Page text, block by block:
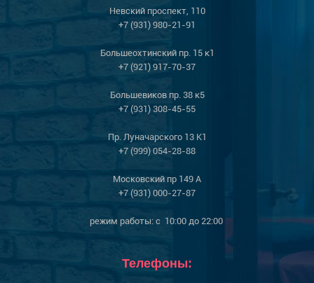
Невский проспект, 110
+7 (931) 980-21-91
Большеохтинский пр. 15 к1
+7 (921) 917-70-37
Большевиков пр. 38 к5
+7 (931) 308-45-55
Пр. Луначарского 13 К1
+7 (999) 054-28-88
Московский пр 149 А
+7 (931) 000-27-87
режим работы: с 10:00 до 22:00
Телефоны: